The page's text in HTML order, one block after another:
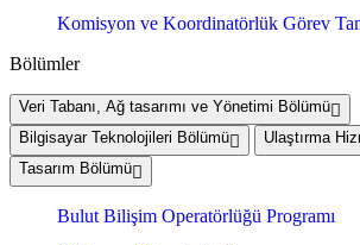
Komisyon ve Koordinatörlük Görev
Bölümler
Veri Tabanı, Ağ tasarımı ve Yönetimi Bölümü
Bilgisayar Teknolojileri Bölümü
Ulaştırma
Tasarım Bölümü
Bulut Bilişim Operatörlüğü Programı